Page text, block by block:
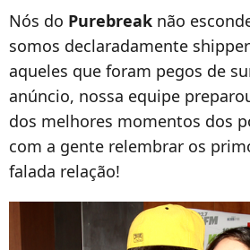
Nós do Purebreak não
somos declaradamente
aqueles que foram pegos de
anúncio, nossa equipe
dos melhores momentos dos
com a gente relembrar os
falada relação!